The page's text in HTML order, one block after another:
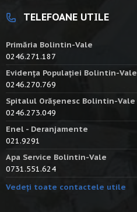
TELEFOANE UTILE
Primăria Bolintin-Vale
0246.271.187
Evidența Populației Bolintin-Vale
0246.270.769
Spitalul Orășenesc Bolintin-Vale
0246.273.049
Enel - Deranjamente
021.9291
Apa Service Bolintin-Vale
0731.551.624
Vedeți toate contactele utile